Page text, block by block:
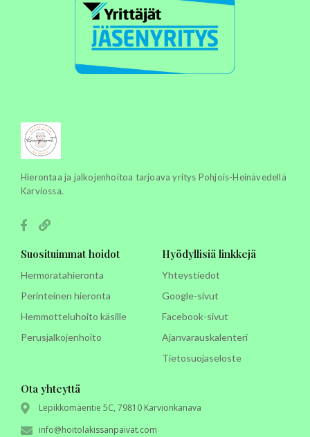
Hierontaa ja jalkojenhoitoa tarjoava yritys Pohjois-Heinävedellä
Karviossa.
Suosituimmat hoidot
Hermoratahieronta
Perinteinen hieronta
Hemmotteluhoito käsille
Perusjalkojenhoito
Hyödyllisiä linkkejä
Yhteystiedot
Google-sivut
Facebook-sivut
Ajanvarauskalenteri
Tietosuojaseloste
Ota yhteyttä
Lepikkomäentie 5C, 79810 Karvionkanava
info@hoitolakissanpaivat.com